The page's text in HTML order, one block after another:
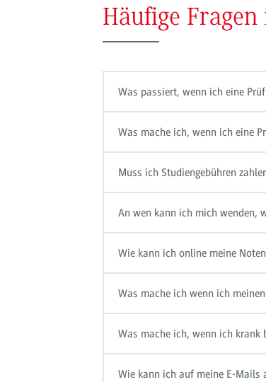
Häufige
Was passiert, wenn ich eine
Was mache ich, wenn ich eine
Muss ich Studiengebühren
An wen kann ich mich wenden,
Wie kann ich online meine
Was mache ich wenn ich
Was mache ich, wenn ich krank
Wie kann ich auf meine E-Mails